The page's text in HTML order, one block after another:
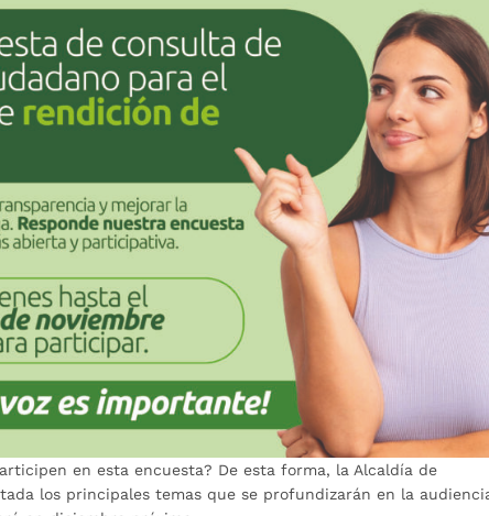
en esta encuesta? De esta forma, la Alcaldía de
los principales temas que se profundizarán en la